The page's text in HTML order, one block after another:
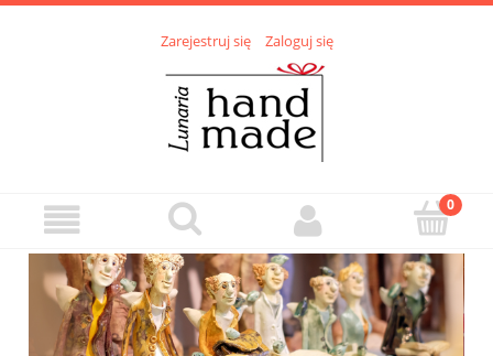
Zarejestruj się Zaloguj się